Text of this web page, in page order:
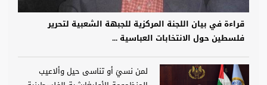
قراءة في بيان اللجنة المركزية للجبهة الشعبية لتحرير
فلسطين حول الانتخابات العباسية ...
لمن نسيَ أو تناسى حيل وألاعيب